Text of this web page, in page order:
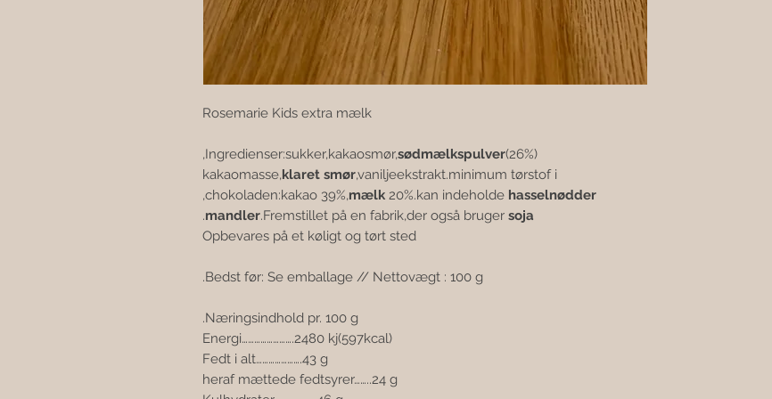
Rosemarie Kids extra mælk
Ingredienser:sukker,kakaosmør,sødmælkspulver(26%),
kakaomasse,klaret smør,vaniljeekstrakt.minimum tørstof i
chokoladen:kakao 39%,mælk 20%.kan indeholde hasselnødder
,
mandler.Fremstillet på en fabrik,der også bruger soja
.
Opbevares på et køligt og tørt sted
Bedst før: Se emballage // Nettovægt : 100 g.
Næringsindhold pr. 100 g.
Energi…………………….2480 kj(597kcal)
Fedt i alt………………….43 g
heraf mættede fedtsyrer……..24 g